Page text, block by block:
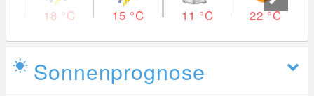
18 °C 15 °C 11 °C 22°C
Sonnenprognose